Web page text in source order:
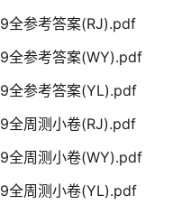
全参考答案(RJ).pdf
全参考答案(WY).pdf
全参考答案(YL).pdf
全周测小卷(RJ).pdf
全周测小卷(WY).pdf
全周测小卷(YL).pdf